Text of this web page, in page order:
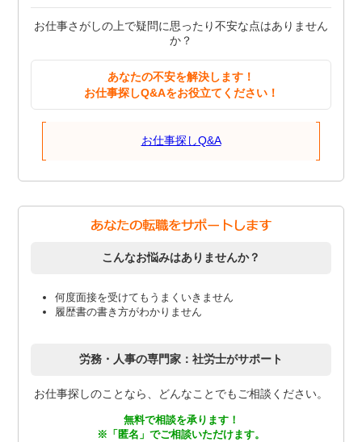
お仕事さがしの上で疑問に思ったり不安な点はありません
か？
あなたの不安を解決します！
お仕事探しQ&Aをお役立てください！
お仕事探しQ&A
こんなお悩みはありませんか？
何度面接を受けてもうまくいきません
履歴書の書き方がわかりません
労務・人事の専門家：社労士がサポート
お仕事探しのことなら、どんなことでもご相談ください。
無料で相談を承ります！
※「匿名」でご相談いただけます。